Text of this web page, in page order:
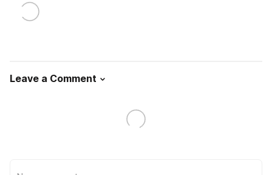
Leave a Comment